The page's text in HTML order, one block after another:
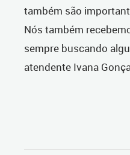
também são
Nós também
sempre buscando
atendente Ivana